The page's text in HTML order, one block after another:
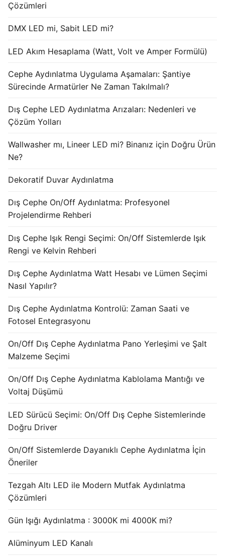
DMX Nedir? Ürün Çeşitleri Nelerdir?
Cephe Animasyon LEDLine Serisi
Cephe Animasyon DOTLED Serisi
Cephe Animasyon WallWasher Serisi
KATALOG
SSS
BLOG
English
Arabic
Çözümleri
DMX LED mi, Sabit LED mi?
LED Akım Hesaplama (Watt, Volt ve Amper Formülü)
Cephe Aydınlatma Uygulama Aşamaları: Şantiye
Sürecinde Armatürler Ne Zaman Takılmalı?
Dış Cephe LED Aydınlatma Arızaları: Nedenleri ve
Çözüm Yolları
Wallwasher mı, Lineer LED mi? Binanız için Doğru Ürün
Ne?
Dekoratif Duvar Aydınlatma
Dış Cephe On/Off Aydınlatma: Profesyonel
Projelendirme Rehberi
Dış Cephe Işık Rengi Seçimi: On/Off Sistemlerde Işık
Rengi ve Kelvin Rehberi
Dış Cephe Aydınlatma Watt Hesabı ve Lümen Seçimi
Nasıl Yapılır?
Dış Cephe Aydınlatma Kontrolü: Zaman Saati ve
Fotosel Entegrasyonu
On/Off Dış Cephe Aydınlatma Pano Yerleşimi ve Şalt
Malzeme Seçimi
On/Off Dış Cephe Aydınlatma Kablolama Mantığı ve
Voltaj Düşümü
LED Sürücü Seçimi: On/Off Dış Cephe Sistemlerinde
Doğru Driver
On/Off Sistemlerde Dayanıklı Cephe Aydınlatma İçin
Öneriler
Tezgah Altı LED ile Modern Mutfak Aydınlatma
Çözümleri
Gün Işığı Aydınlatma : 3000K mi 4000K mi?
Alüminyum LED Kanalı